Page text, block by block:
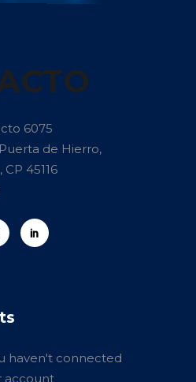
6075
de Hierro,
45116
haven't connected
account